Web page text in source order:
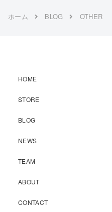
ホーム BLOG OTHER
HOME
STORE
BLOG
NEWS
TEAM
ABOUT
CONTACT